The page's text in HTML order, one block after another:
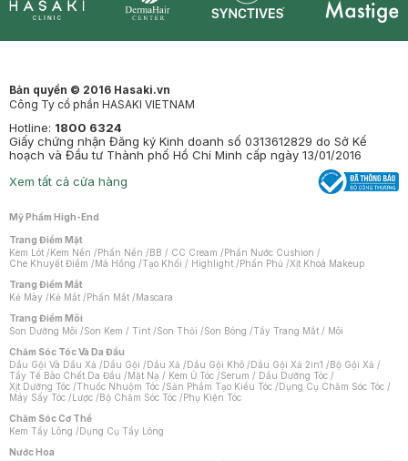
Bản quyền © 2016 Hasaki.vn
Công Ty cổ phần HASAKI VIETNAM
Hotline: 1800 6324
Giấy chứng nhận Đăng ký Kinh doanh số 0313612829 do Sở Kế
hoạch và Đầu tư Thành phố Hồ Chí Minh cấp ngày 13/01/2016
Xem tất cả cửa hàng
Mỹ Phẩm High-End
Trang Điểm Mặt
Kem Lót /Kem Nền /Phấn Nền /BB / CC Cream /Phấn Nước Cushion /
Che Khuyết Điểm /Má Hồng /Tạo Khối / Highlight /Phấn Phủ /Xịt Khoá Makeup
Trang Điểm Mắt
Kẻ Mày /Kẻ Mắt /Phấn Mắt /Mascara
Trang Điểm Môi
Son Dưỡng Môi /Son Kem / Tint /Son Thỏi /Son Bóng /Tẩy Trang Mắt / Môi
Chăm Sóc Tóc Và Da Đầu
Dầu Gội Và Dầu Xả /Dầu Gội /Dầu Xả /Dầu Gội Khô /Dầu Gội Xả 2in1 /Bộ Gội Xả /
Tẩy Tế Bào Chết Da Đầu /Mặt Nạ / Kem Ủ Tóc /Serum / Dầu Dưỡng Tóc /
Xịt Dưỡng Tóc /Thuốc Nhuộm Tóc /Sản Phẩm Tạo Kiểu Tóc /Dụng Cụ Chăm Sóc Tóc /
Máy Sấy Tóc /Lược /Bộ Chăm Sóc Tóc /Phụ Kiện Tóc
Chăm Sóc Cơ Thể
Kem Tẩy Lông /Dụng Cụ Tẩy Lông
Nước Hoa